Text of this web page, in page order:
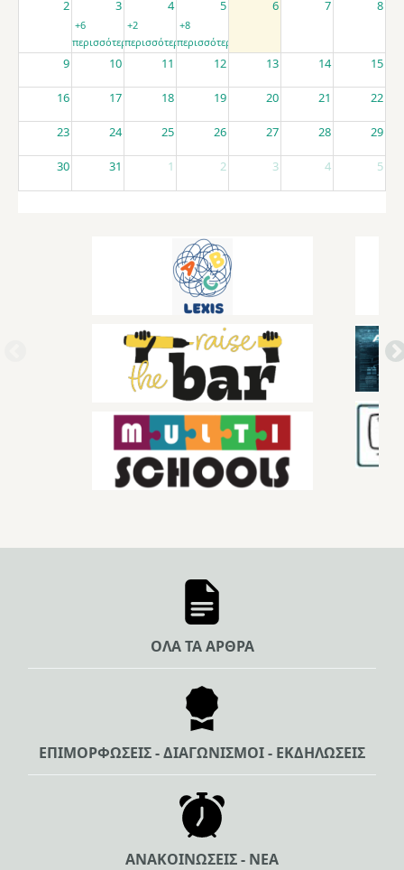
2 3 4 5 6 7 8
+6
περισσότερα
+2
περισσότερα
+8
περισσότερα
9 10 11 12 13 14 15
16 17 18 19 20 21 22
23 24 25 26 27 28 29
30 31 1 2 3 4 5
ΟΛΑ ΤΑ ΑΡΘΡΑ
ΕΠΙΜΟΡΦΩΣΕΙΣ - ΔΙΑΓΩΝΙΣΜΟΙ - ΕΚΔΗΛΩΣΕΙΣ
ΑΝΑΚΟΙΝΩΣΕΙΣ - ΝΕΑ